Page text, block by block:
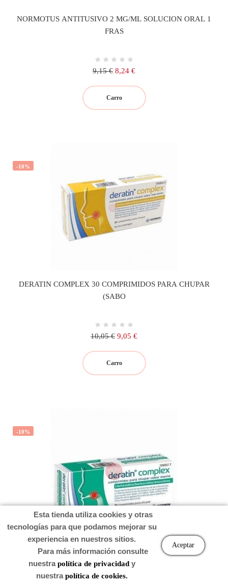
NORMOTUS ANTITUSIVO 2 MG/ML SOLUCION ORAL 1
FRAS
Precio
9,15 € Precio
8,24 €
Carro
-10%
DERATIN COMPLEX 30 COMPRIMIDOS PARA CHUPAR
(SABO
Precio
10,05 € Precio
9,05 €
Carro
-10%
DERATIN COMPLEX 30 COMPRIMIDOS PARA CHUPAR
(SABO
Esta tienda utiliza cookies y otras
tecnologías para que podamos mejorar su
experiencia en nuestros sitios.
Para más información consulte
nuestrapolítica de privacidady
nuestrapolítica de cookies.
Aceptar